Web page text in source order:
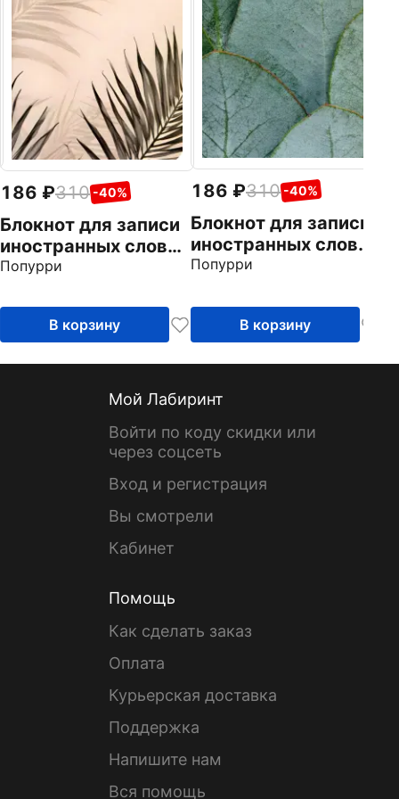
186 310 -40%
Блокнот для записи
иностранных слов
Папоротник
Попурри
В корзину
186 310 -40%
Блокнот для записи
иностранных слов
Листья
Попурри
В корзину
Мой Лабиринт
Войти по коду скидки или
через соцсеть
Вход и регистрация
Вы смотрели
Кабинет
Помощь
Как сделать заказ
Оплата
Курьерская доставка
Поддержка
Напишите нам
Вся помощь